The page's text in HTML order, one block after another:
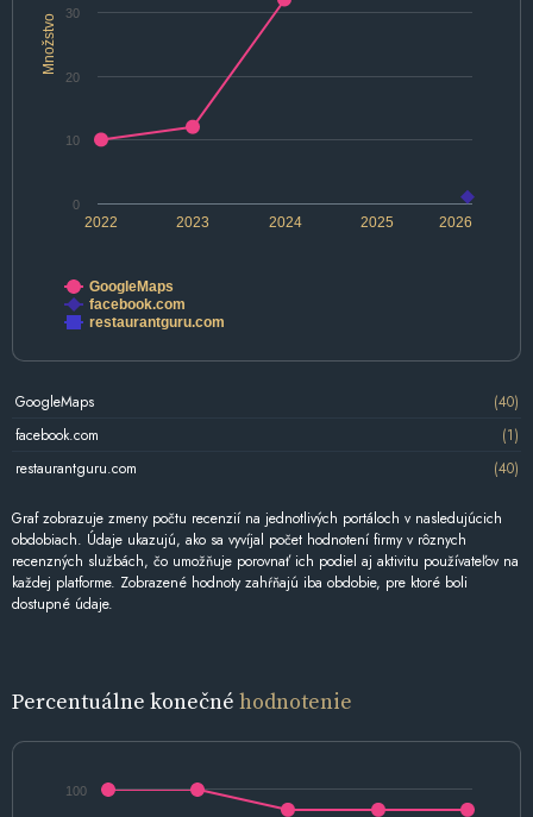
Množstvo
2022 2024 2026
2023 2025
0
10
20
30
GoogleMaps
facebook.com
restaurantguru.com
GoogleMaps
(40)
facebook.com
(1)
restaurantguru.com
(40)
Graf zobrazuje zmeny počtu recenzií na jednotlivých portáloch v nasledujúcich
obdobiach. Údaje ukazujú, ako sa vyvíjal počet hodnotení firmy v rôznych
recenzných službách, čo umožňuje porovnať ich podiel aj aktivitu používateľov na
každej platforme. Zobrazené hodnoty zahŕňajú iba obdobie, pre ktoré boli
dostupné údaje.
Percentuálne konečné hodnotenie
100